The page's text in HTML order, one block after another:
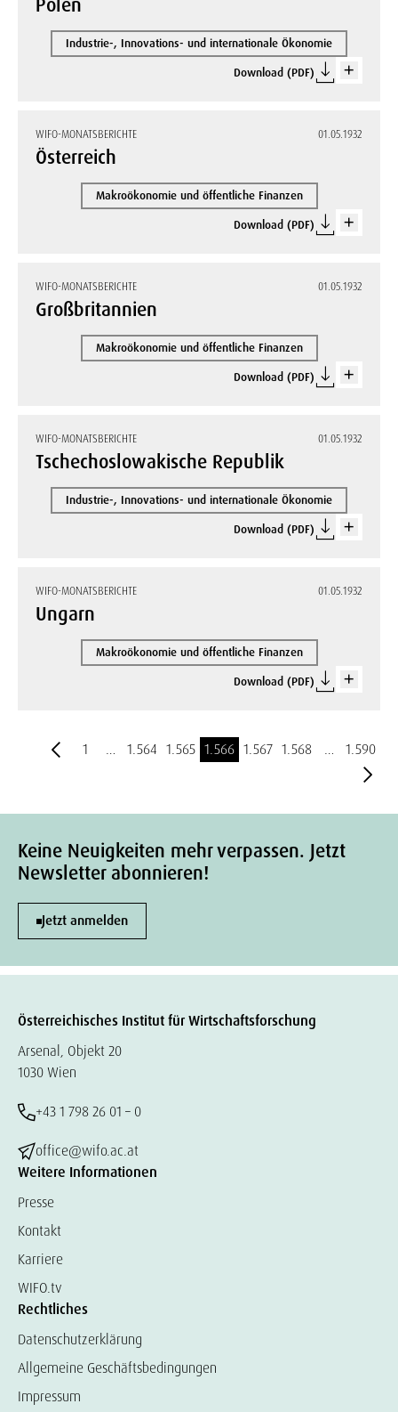
Polen
Industrie-, Innovations- und internationale Ökonomie
Download (PDF)
WIFO-MONATSBERICHTE 01.05.1932
Österreich
Makroökonomie und öffentliche Finanzen
Download (PDF)
WIFO-MONATSBERICHTE 01.05.1932
Großbritannien
Makroökonomie und öffentliche Finanzen
Download (PDF)
WIFO-MONATSBERICHTE 01.05.1932
Tschechoslowakische Republik
Industrie-, Innovations- und internationale Ökonomie
Download (PDF)
WIFO-MONATSBERICHTE 01.05.1932
Ungarn
Makroökonomie und öffentliche Finanzen
Download (PDF)
1 … 1.564 1.565 1.566 1.567 1.568 … 1.590
Keine Neuigkeiten mehr verpassen. Jetzt
Newsletter abonnieren!
Jetzt anmelden
Österreichisches Institut für Wirtschaftsforschung
Arsenal, Objekt 20
1030 Wien
+43 1 798 26 01 – 0
office@wifo.ac.at
Weitere Informationen
Presse
Kontakt
Karriere
WIFO.tv
Rechtliches
Datenschutzerklärung
Allgemeine Geschäftsbedingungen
Impressum